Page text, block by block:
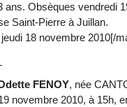
ans. Obsèques vendredi
Saint-Pierre à Juillan.
18 novembre 2010[/
FENOY, née
novembre 2010, à 15h,